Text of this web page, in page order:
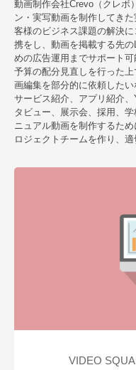
動画制作会社Crevo（クレボ
ン・実写動画を制作してき
客様のビジネス課題の解決
携をし、動画を掲載する先
めの広告運用までサポート
予算の配分見直しを行った
画編集を部分的に依頼したい
サービス紹介、アプリ紹介
タビュー、展示会、採用、
ニュアル動画を制作するた
ロジェクトチームを作り、
VIDEO